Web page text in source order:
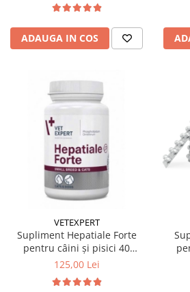
ADAUGA IN COS
VETEXPERT
Supliment Hepatiale Forte
pentru câini și pisici 40
tablete
125,00 Lei